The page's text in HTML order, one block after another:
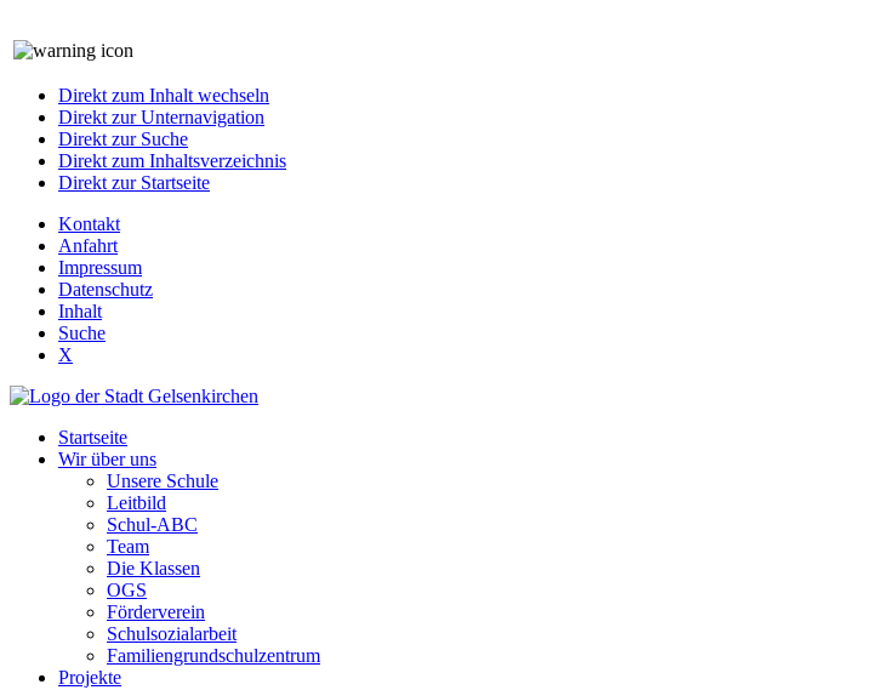
Direkt zum Inhalt wechseln
Direkt zur Unternavigation
Direkt zur Suche
Direkt zum Inhaltsverzeichnis
Direkt zur Startseite
Kontakt
Anfahrt
Impressum
Datenschutz
Inhalt
Suche
X
Startseite
Wir über uns
Unsere Schule
Leitbild
Schul-ABC
Team
Die Klassen
OGS
Förderverein
Schulsozialarbeit
Familiengrundschulzentrum
Projekte